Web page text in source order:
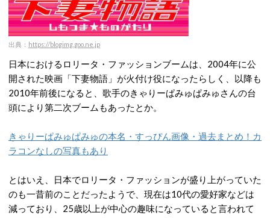
出典： https://blogimg.goo.ne.jp
日本におけるロリータ・ファッションブームは、2004年に公
開された映画「下妻物語」が火付け役になったらしく、以降も
2010年前後になると、歌手のきゃりーぱみゅぱみゅさんの台
頭により第二次ブームもあったとか。
きゃりーぱみゅぱみゅの本名・すっぴん画像・過去まとめ！カ
ラコンなしの写真もあり
とはいえ、日本でロリータ・ファッションが盛り上がっていた
のも一昔前のことだったようで、現在は10代の愛好家などは
減っており、25歳以上が中心の趣味になっていると言われて